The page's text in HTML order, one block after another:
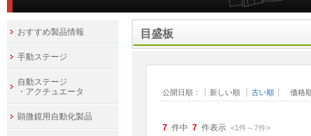
目盛板
公開日順： 新しい順 古い順 価格
7 件中 7 件表示 <1件～7件>
おすすめ製品情報
手動ステージ
自動ステージ
・アクチュエータ
顕微鏡用自動化製品